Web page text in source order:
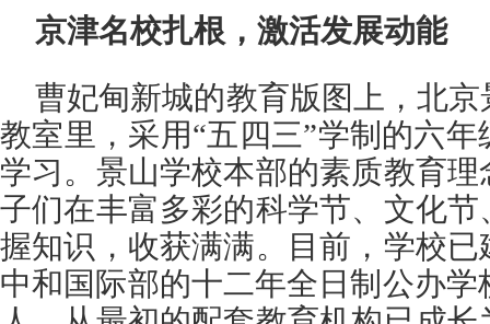
京津名校扎根，激活发展动能
曹妃甸新城的教育版图上，北
教室里，采用“五四三”学制的六
学习。景山学校本部的素质教育
子们在丰富多彩的科学节、文化
握知识，收获满满。目前，学校
中和国际部的十二年全日制公办学